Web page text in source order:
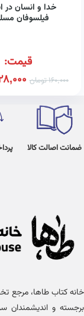
خدا و انسان در
فیلسوفان
قیمت:
160,000تومان
ضمانت اصالت کالا
برجسته و اندیشمندان